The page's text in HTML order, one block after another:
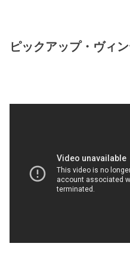
ピックアップ・ヴィ